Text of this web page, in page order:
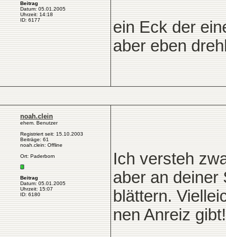
Beitrag
Datum: 05.01.2005
Uhrzeit: 14:18
ID: 6177
ein Eck der
aber eben
noah.clein
ehem. Benutzer
Registriert seit: 15.10.2003
Beiträge: 61
noah.clein: Offline
Ort: Paderborn
Beitrag
Datum: 05.01.2005
Uhrzeit: 15:07
ID: 6180
Ich versteh
aber an deiner
blättern.
nen Anreiz gibt!